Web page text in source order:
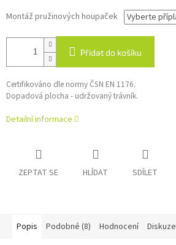
Montáž pružinových houpaček
Přidat do košíku
Certifikováno dle normy ČSN EN 1176.
Dopadová plocha - udržovaný trávník.
Detailní informace
ZEPTAT SE HLÍDAT SDÍLET
Popis Podobné (8) Hodnocení Diskuze